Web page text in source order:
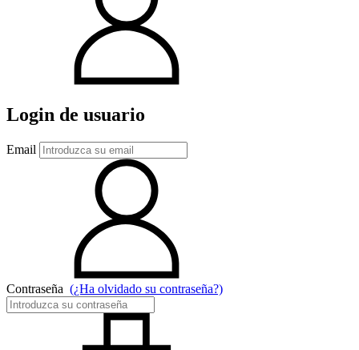
Login de usuario
Email
Contraseña (¿Ha olvidado su contraseña?)